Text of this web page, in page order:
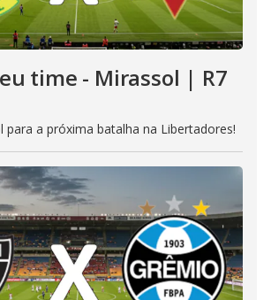
time - Mirassol | R7
para a próxima batalha na Libertadores!